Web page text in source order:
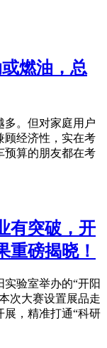
燃油，总
多。但对家庭用户
顾经济性，实在考
预算的朋友都在考
有突破，开
重磅揭晓！
实验室举办的“开阳
次大赛设置展品走
，精准打通“科研